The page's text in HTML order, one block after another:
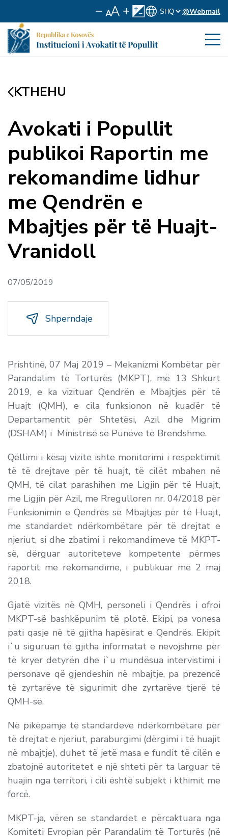
@Webmail
KTHEHU
Avokati i Popullit
publikoi Raportin me
rekomandime lidhur
me Qendrën e
Mbajtjes për të Huajt-
Vranidoll
07/05/2019
Shperndaje
Prishtinë, 07 Maj 2019 – Mekanizmi Kombëtar për
Parandalim të Torturës (MKPT), më 13 Shkurt
2019, e ka vizituar Qendrën e Mbajtjes për të
Huajt (QMH), e cila funksionon në kuadër të
Departamentit për Shtetësi, Azil dhe Migrim
(DSHAM) i Ministrisë së Punëve të Brendshme.
Qëllimi i kësaj vizite ishte monitorimi i respektimit
të të drejtave për të huajt, të cilët mbahen në
QMH, të cilat parashihen me Ligjin për të Huajt,
me Ligjin për Azil, me Rregulloren nr. 04/2018 për
Funksionimin e Qendrës së Mbajtjes për të Huajt,
me standardet ndërkombëtare për të drejtat e
njeriut, si dhe zbatimi i rekomandimeve të MKPT-
së, dërguar autoriteteve kompetente përmes
raportit me rekomandime, i publikuar më 2 maj
2018.
Gjatë vizitës në QMH, personeli i Qendrës i ofroi
MKPT-së bashkëpunim të plotë. Ekipi, pa vonesa
pati qasje në të gjitha hapësirat e Qendrës. Ekipit
i`u siguruan të gjitha informatat e nevojshme për
të kryer detyrën dhe i`u mundësua intervistimi i
personave që gjendeshin në mbajtje, pa prezencë
të zyrtarëve të sigurimit dhe zyrtarëve tjerë të
QMH-së.
Në pikëpamje të standardeve ndërkombëtare për
të drejtat e njeriut, paraburgimi (dërgimi i të huajit
në mbajtje), duhet të jetë masa e fundit të cilën e
zbatojnë autoritetet e një shteti për ta larguar të
huajin nga territori, i cili është subjekt i kthimit me
forcë.
MKPT-ja, vëren se standardet e përcaktuara nga
Komiteti Evropian për Parandalim të Torturës (në